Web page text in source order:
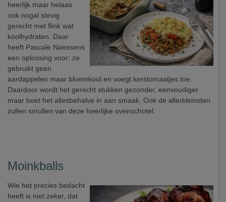
heerlijk maar helaas
ook nogal stevig
gerecht met flink wat
koolhydraten. Daar
heeft Pascale Naessens
een oplossing voor: ze
gebruikt geen
aardappelen maar bloemkool en voegt kerstomaatjes toe.
Daardoor wordt het gerecht stukken gezonder, eenvoudiger
maar boet het allesbehalve in aan smaak. Ook de allerkleinsten
zullen smullen van deze heerlijke ovenschotel.
Moinkballs
Wie het precies bedacht
heeft is niet zeker, dat